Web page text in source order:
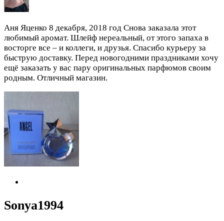
Аня Яценко 8 декабря, 2018 год Снова заказала этот
любимый аромат. Шлейф нереальный, от этого запаха в
восторге все – и коллеги, и друзья. Спасибо курьеру за
быструю доставку. Перед новогодними праздниками хочу
ещё заказать у вас пару оригинальных парфюмов своим
родным. Отличный магазин.
Sonya1994